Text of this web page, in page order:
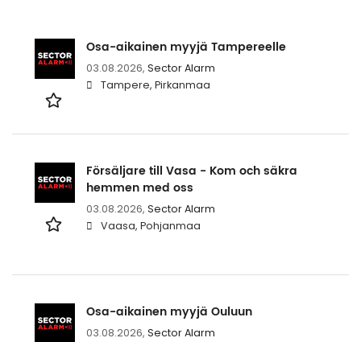
Osa-aikainen myyjä Tampereelle
03.08.2026, Sector Alarm
Tampere, Pirkanmaa
Försäljare till Vasa - Kom och säkra
hemmen med oss
03.08.2026, Sector Alarm
Vaasa, Pohjanmaa
Osa-aikainen myyjä Ouluun
03.08.2026, Sector Alarm